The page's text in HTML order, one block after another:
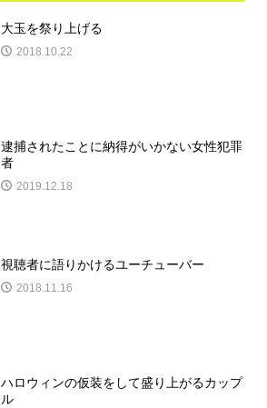
大玉を祭り上げる
2018.10.22
逮捕されたことに納得がいかない女性犯罪
者
2019.12.18
視聴者に語りかけるユーチューバー
2018.11.16
ハロウィンの仮装をして盛り上がるカップ
ル